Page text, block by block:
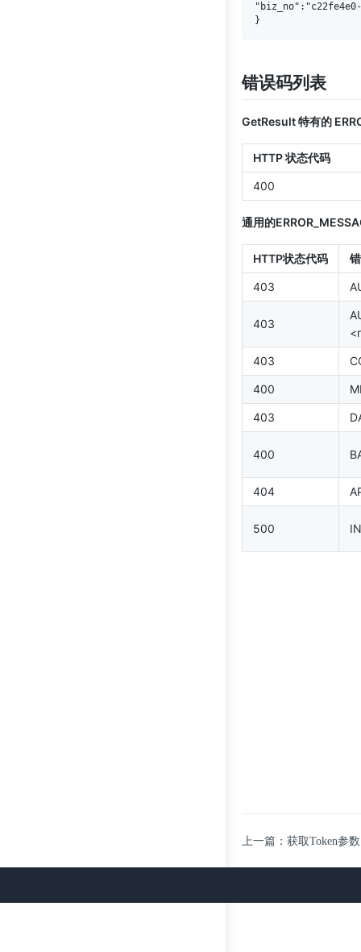
"biz_no":"c22fe4e0-
错误码列表
GetResult 特有的
HTTP 状态代码
400
通用的
HTTP状态代码
403
403
403
400
403
400
404
500
上一篇：获取Token参数